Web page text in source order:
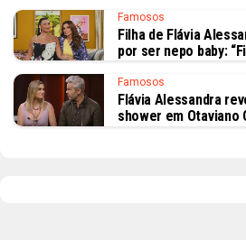
Famosos
Filha de Flávia
por ser nepo baby:
Famosos
Flávia Alessandra
shower em Otaviano